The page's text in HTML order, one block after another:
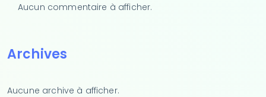
Aucun commentaire à afficher.
Archives
Aucune archive à afficher.